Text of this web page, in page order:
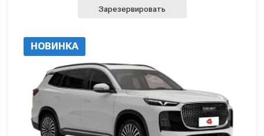
Зарезервировать
НОВИНКА